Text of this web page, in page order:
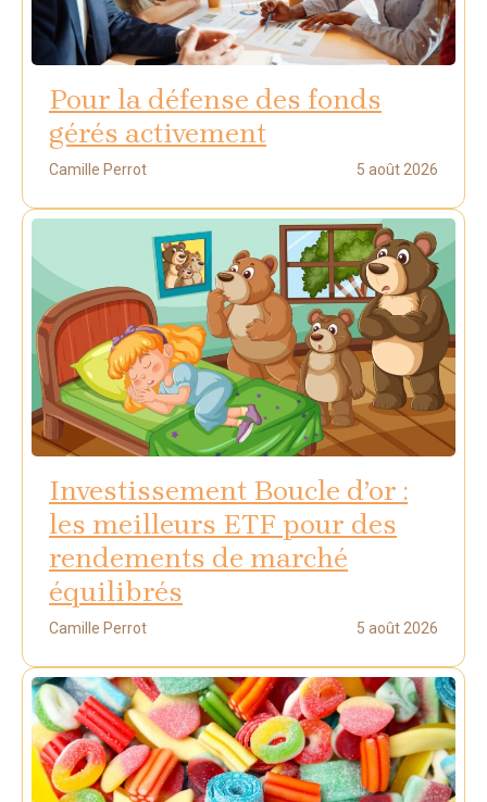
Pour la défense des fonds
gérés activement
Camille Perrot 5 août 2026
Investissement Boucle d’or :
les meilleurs ETF pour des
rendements de marché
équilibrés
Camille Perrot 5 août 2026